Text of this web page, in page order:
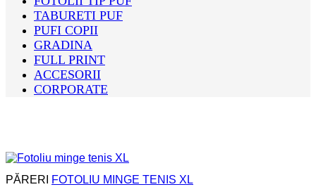
TABURETI PUF
PUFI COPII
GRADINA
FULL PRINT
ACCESORII
CORPORATE
PĂRERI FOTOLIU MINGE TENIS XL